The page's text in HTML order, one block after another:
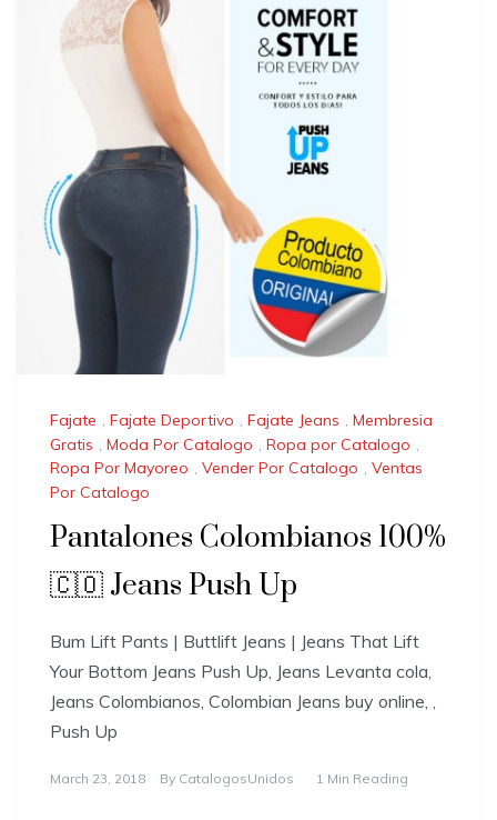
Fajate , Fajate Deportivo , Fajate Jeans , Membresia
Gratis , Moda Por Catalogo , Ropa por Catalogo ,
Ropa Por Mayoreo , Vender Por Catalogo , Ventas
Por Catalogo
Pantalones Colombianos 100%
🇨🇴 Jeans Push Up
Bum Lift Pants | Buttlift Jeans | Jeans That Lift
Your Bottom Jeans Push Up, Jeans Levanta cola,
Jeans Colombianos, Colombian Jeans buy online, ,
Push Up
March 23, 2018 By CatalogosUnidos 1 Min Reading